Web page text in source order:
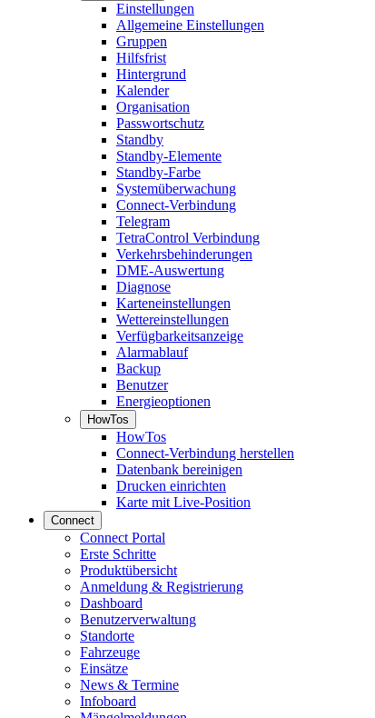
Einstellungen
Allgemeine Einstellungen
Gruppen
Hilfsfrist
Hintergrund
Kalender
Organisation
Passwortschutz
Standby
Standby-Elemente
Standby-Farbe
Systemüberwachung
Connect-Verbindung
Telegram
TetraControl Verbindung
Verkehrsbehinderungen
DME-Auswertung
Diagnose
Karteneinstellungen
Wettereinstellungen
Verfügbarkeitsanzeige
Alarmablauf
Backup
Benutzer
Energieoptionen
HowTos
HowTos
Connect-Verbindung herstellen
Datenbank bereinigen
Drucken einrichten
Karte mit Live-Position
Connect
Connect Portal
Erste Schritte
Produktübersicht
Anmeldung & Registrierung
Dashboard
Benutzerverwaltung
Standorte
Fahrzeuge
Einsätze
News & Termine
Infoboard